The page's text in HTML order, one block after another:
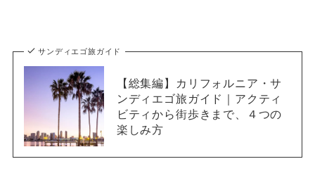
サンディエゴ旅ガイド
【総集編】カリフォルニア・サ
ンディエゴ旅ガイド｜アクティ
ビティから街歩きまで、４つの
楽しみ方